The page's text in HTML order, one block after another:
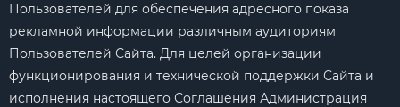
Пользователей для обеспечения адресного показа
рекламной информации различным аудиториям
Пользователей Сайта. Для целей организации
функционирования и технической поддержки Сайта и
исполнения настоящего Соглашения Администрация